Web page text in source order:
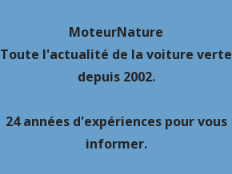
MoteurNature
Toute l'actualité de la voiture verte
depuis 2002.
24 années d'expériences pour vous
informer.